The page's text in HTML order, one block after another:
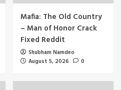
Mafia: The Old Country
– Man of Honor Crack
Fixed Reddit
Shubham Namdeo
August 5, 2026
0